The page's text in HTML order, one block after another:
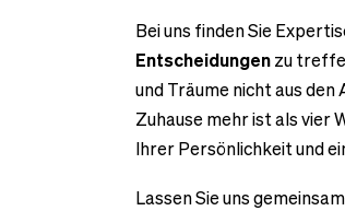
Bei uns finden Sie
Entscheidungenzu
und Träume nicht aus den
Zuhause mehr ist als vier
Ihrer Persönlichkeit und
Lassen Sie uns